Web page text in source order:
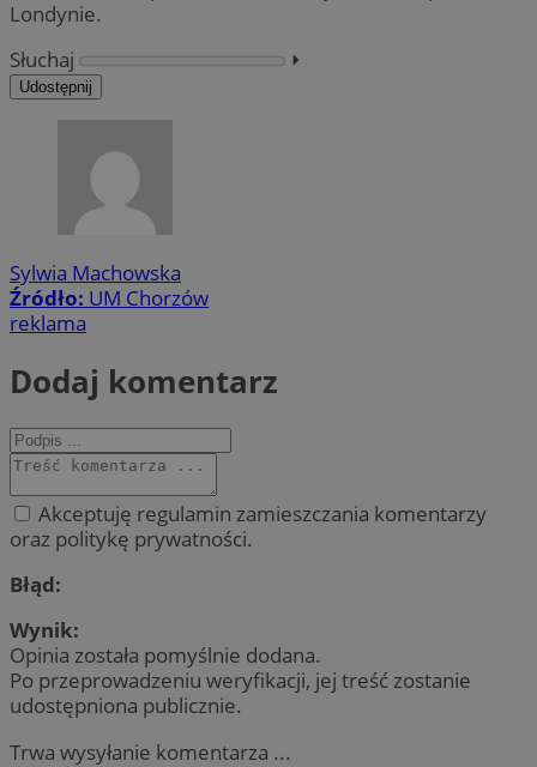
Londynie.
Słuchaj
⏵︎
Udostępnij
Sylwia Machowska
Źródło: UM Chorzów
reklama
Dodaj komentarz
Akceptuję regulamin zamieszczania komentarzy
oraz politykę prywatności.
Błąd:
Wynik:
Opinia została pomyślnie dodana.
Po przeprowadzeniu weryfikacji, jej treść zostanie
udostępniona publicznie.
Trwa wysyłanie komentarza ...